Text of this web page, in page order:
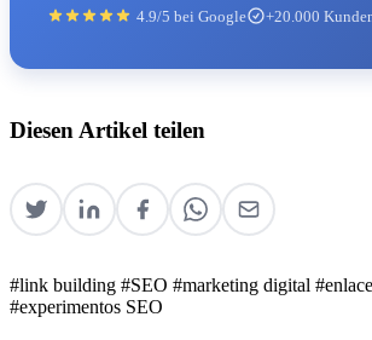
4.9/5 bei Google +20.000
Diesen Artikel teilen
#link building #SEO #marketing digital
#experimentos SEO